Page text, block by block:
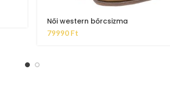
Női western bőrcsizma
79990 Ft